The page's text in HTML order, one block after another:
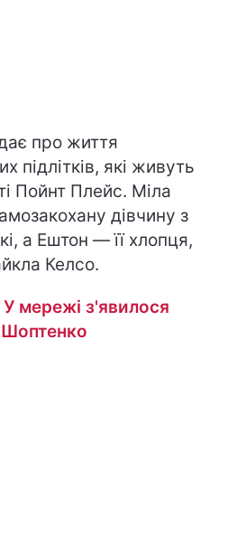
про життя
підлітків, які живуть
Пойнт Плейс. Міла
дівчину з
а Ештон — її хлопця,
Келсо.
У мережі з'явилося